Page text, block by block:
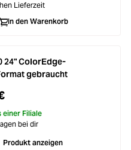
Lieferzeit
In den Warenkorb
24" ColorEdge-
gebraucht
einer Filiale
bei dir
Produkt anzeigen